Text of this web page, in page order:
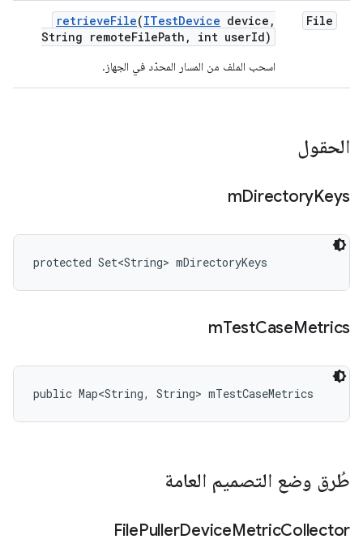
File
retrieveFile(ITestDevice device ,
String remoteFilePath , int userId)
اسحب الملف من المسار المحدّد في الجهاز.
الحقول
mDirectoryKeys
protected Set<String> mDirectoryKeys
mTestCaseMetrics
public Map<String, String> mTestCaseMetrics
طُرق وضع التصميم العامة
FilePullerDeviceMetricCollector